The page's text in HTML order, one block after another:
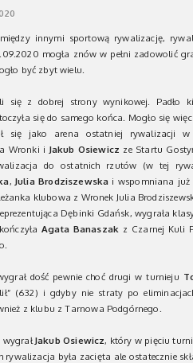
innymi sportową rywalizację,
mogła znów w pełni zadowolić
być zbyt wielu.
z dobrej strony wynikowej. Padło
się do samego końca. Mogło się
się jako arena ostatniej rywalizacji
Wronki i Jakub Osiewicz ze Startu
do ostatnich rzutów (w tej
, Julia Brodziszewska i wspomniana już
klubowa z Wronek Julia
Dębinki Gdańsk, wygrała
Agata Banaszak z Czarnej Kuli
dość pewnie choć drugi w turnieju
(632) i gdyby nie straty po
z klubu z Tarnowa Podgórnego.
wygrałJakub Osiewicz, który w pięciu
była zacięta ale ostatecznie